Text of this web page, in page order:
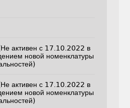
активен с 17.10.2022 в
новой номенклатуры
активен с 17.10.2022 в
новой номенклатуры